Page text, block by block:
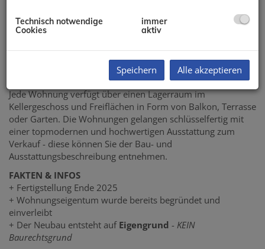
Hermannstraße und Wilhelm Lebsaft-Gasse. Insgesamt
entstehen 19 neue Wohnungen und eine Tiefgarage mit 21
Jede Wohnung verfügt über einen Lagerraum im
Kellergeschoss und Freiflächen in Form von Balkon, Terrasse
oder Garten. Die Wohnungen gelangen schlüsselfertig mit
einer topmodernen und hochwertigen Ausstattung zum
Verkauf - diese können Sie der Bau- und
Ausstattungsbeschreibung entnehmen.
FAKTEN & INFOS
+ Fertigstellung Ende 2025
+ Wohnungseigentum wurde bereits begründet und
einverleibt
+ Der Neubau entsteht auf Eigengrund - KEIN
Baurechtsgrund
Technisch notwendige
Cookies
immer
aktiv
Speichern Alle akzeptieren